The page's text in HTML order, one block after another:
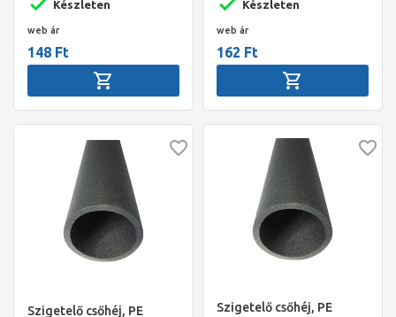
Készleten
web ár
148 Ft
Készleten
web ár
162 Ft
Szigetelő csőhéj, PE
Szigetelő csőhéj, PE